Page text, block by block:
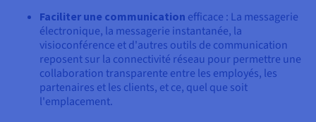
Faciliter une communication efficace : La messagerie
électronique, la messagerie instantanée, la
visioconférence et d'autres outils de communication
reposent sur la connectivité réseau pour permettre une
collaboration transparente entre les employés, les
partenaires et les clients, et ce, quel que soit
l'emplacement.